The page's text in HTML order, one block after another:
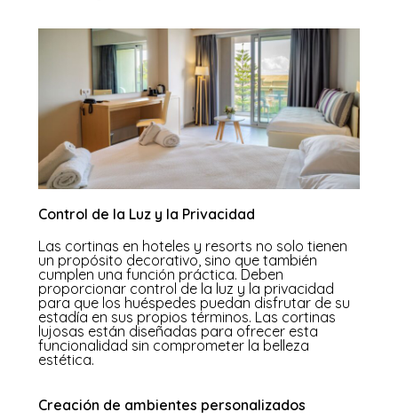
Control de la Luz y la Privacidad
Las cortinas en hoteles y resorts no solo tienen
un propósito decorativo, sino que también
cumplen una función práctica. Deben
proporcionar control de la luz y la privacidad
para que los huéspedes puedan disfrutar de su
estadía en sus propios términos. Las cortinas
lujosas están diseñadas para ofrecer esta
funcionalidad sin comprometer la belleza
estética.
Creación de ambientes personalizados